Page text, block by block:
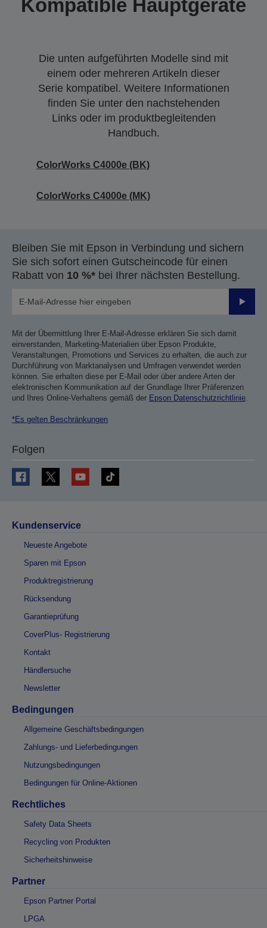
Kompatible Hauptgeräte
Die unten aufgeführten Modelle sind mit
einem oder mehreren Artikeln dieser
Serie kompatibel. Weitere Informationen
finden Sie unter den nachstehenden
Links oder im produktbegleitenden
Handbuch.
ColorWorks C4000e (BK)
ColorWorks C4000e (MK)
Bleiben Sie mit Epson in Verbindung und sichern
Sie sich sofort einen Gutscheincode für einen
Rabatt von 10 %* bei Ihrer nächsten Bestellung.
Mit der Übermittlung Ihrer E-Mail-Adresse erklären Sie sich damit
einverstanden, Marketing-Materialien über Epson Produkte,
Veranstaltungen, Promotions und Services zu erhalten, die auch zur
Durchführung von Marktanalysen und Umfragen verwendet werden
können. Sie erhalten diese per E-Mail oder über andere Arten der
elektronischen Kommunikation auf der Grundlage Ihrer Präferenzen
und Ihres Online-Verhaltens gemäß der Epson Datenschutzrichtlinie
*Es gelten Beschränkungen
Folgen
Kundenservice
Neueste Angebote
Sparen mit Epson
Produktregistrierung
Rücksendung
Garantieprüfung
CoverPlus- Registrierung
Kontakt
Händlersuche
Newsletter
Bedingungen
Allgemeine Geschäftsbedingungen
Zahlungs- und Lieferbedingungen
Nutzungsbedingungen
Bedingungen für Online-Aktionen
Rechtliches
Safety Data Sheets
Recycling von Produkten
Sicherheitshinweise
Partner
Epson Partner Portal
LPGA